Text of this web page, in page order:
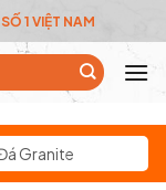
1 VIỆT NAM
Granite